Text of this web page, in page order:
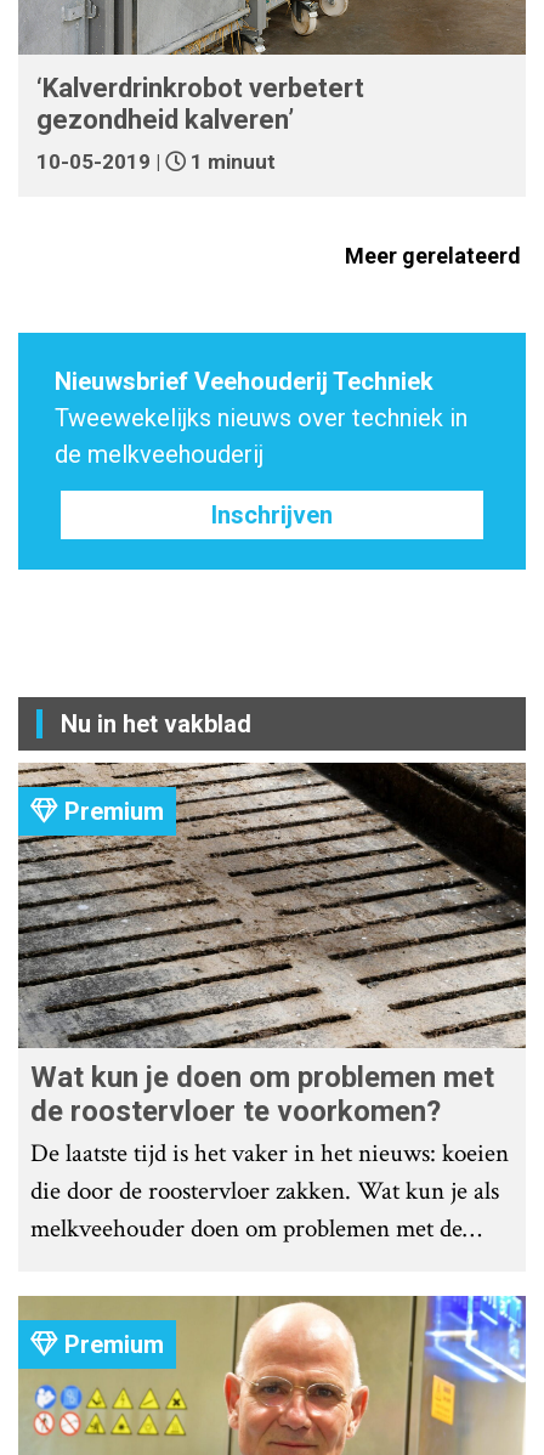
‘Kalverdrinkrobot verbetert
gezondheid kalveren’
10-05-2019 | 1 minuut
Meer gerelateerd
Nieuwsbrief Veehouderij Techniek
Tweewekelijks nieuws over techniek in
de melkveehouderij
Inschrijven
Nu in het vakblad
Premium
Wat kun je doen om problemen met
de roostervloer te voorkomen?
De laatste tijd is het vaker in het nieuws: koeien
die door de roostervloer zakken. Wat kun je als
melkveehouder doen om problemen met de
Premium